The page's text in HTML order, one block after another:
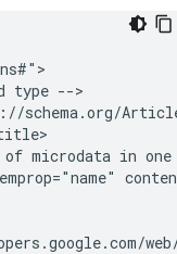
type -->
schema.org/
microdata in one